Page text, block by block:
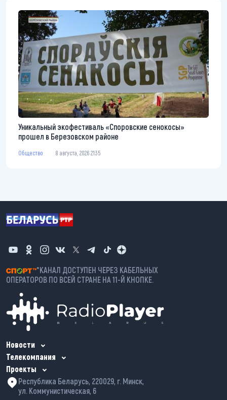
Уникальный экофестиваль «Споровские сенокосы»
прошел в Березовском районе
Общество 8 августа, 2026 21:35
*КАНАЛ ДОСТУПЕН ЧЕРЕЗ КАБЕЛЬНЫХ
ОПЕРАТОРОВ ПО ВСЕЙ СТРАНЕ НА 11-Й КНОПКЕ.
Новости
Телекомпания
Проекты
Республика Беларусь, 220029, г. Минск,
ул. Коммунистическая, 6